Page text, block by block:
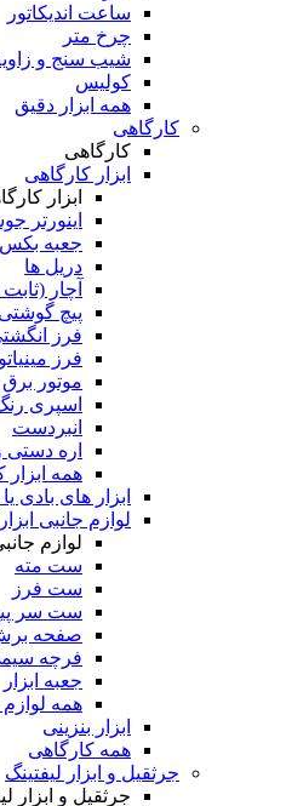
ساعت اندیکاتور
چرخ متر
شیب سنج و
کولیس
همه ابزار دقیق
کارگاهی
کارگاهی
ابزار کارگاهی
ابزار
اینورتر
جعبه بکس
دریل ها
آچار
پیچ گوشتی
فرز
فرز
موتور برق
اسپری
انبردست
اره دستی
همه ابزار
ابزار های بادی
لوازم جانبی ابزار
لوازم
ست مته
ست فرز
ست سر
صفحه
فرچه
جعبه ابزار
همه لوازم
ابزار بنزینی
همه کارگاهی
جرثقیل و ابزار لیفتینگ
جرثقیل و ابزار